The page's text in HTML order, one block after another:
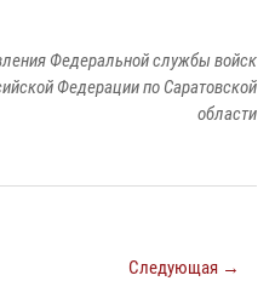
Федеральной службы войск
Федерации по Саратовской
области
Следующая →